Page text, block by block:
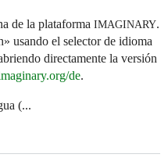
de la plataforma IMAGINARY.
usando el selector de idioma
directamente la versión
org/de.
(...